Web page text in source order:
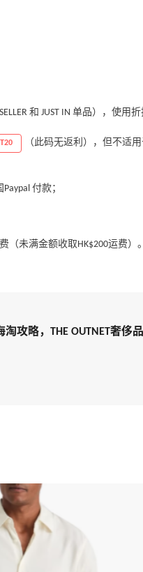
和 JUST IN 单品），使用
（此码无返利），但不适用
付款；
（未满金额收取HK$200运费）。
淘攻略，THE OUTNET奢侈